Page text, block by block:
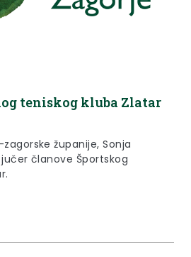
teniskog kluba Zlatar
županije, Sonja
članove Športskog